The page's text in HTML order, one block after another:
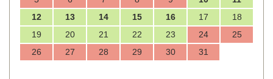
12
13 14 15 16 17
18
19
20 21 22 23 24
25
26
27 28 29 30 31